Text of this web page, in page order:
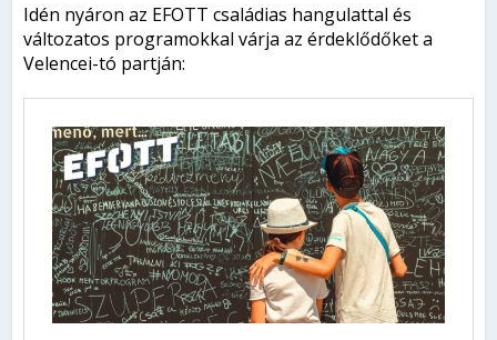
Idén nyáron az EFOTT családias hangulattal és
változatos programokkal várja az érdeklődőket a
Velencei-tó partján: